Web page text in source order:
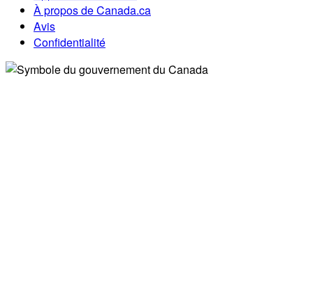
À propos de Canada.ca
Avis
Confidentialité